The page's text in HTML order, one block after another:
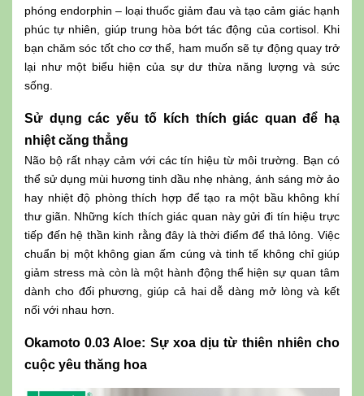
phóng endorphin – loại thuốc giảm đau và tạo cảm giác hạnh
phúc tự nhiên, giúp trung hòa bớt tác động của cortisol. Khi
bạn chăm sóc tốt cho cơ thể, ham muốn sẽ tự động quay trở
lại như một biểu hiện của sự dư thừa năng lượng và sức
sống.
Sử dụng các yếu tố kích thích giác quan để hạ
nhiệt căng thẳng
Não bộ rất nhạy cảm với các tín hiệu từ môi trường. Bạn có
thể sử dụng mùi hương tinh dầu nhẹ nhàng, ánh sáng mờ ảo
hay nhiệt độ phòng thích hợp để tạo ra một bầu không khí
thư giãn. Những kích thích giác quan này gửi đi tín hiệu trực
tiếp đến hệ thần kinh rằng đây là thời điểm để thả lỏng. Việc
chuẩn bị một không gian ấm cúng và tinh tế không chỉ giúp
giảm stress mà còn là một hành động thể hiện sự quan tâm
dành cho đối phương, giúp cả hai dễ dàng mở lòng và kết
nối với nhau hơn.
Okamoto 0.03 Aloe: Sự xoa dịu từ thiên nhiên cho
cuộc yêu thăng hoa